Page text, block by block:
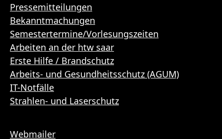
Pressemitteilungen
Bekanntmachungen
Semestertermine/Vorlesungszeiten
Arbeiten an der htw saar
Erste Hilfe / Brandschutz
Arbeits- und Gesundheitsschutz (AGUM)
IT-Notfälle
Strahlen- und Laserschutz
Webmailer